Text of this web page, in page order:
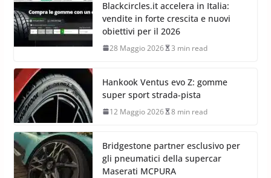
Blackcircles.it accelera in Italia:
vendite in forte crescita e nuovi
obiettivi per il 2026
28 Maggio 2026 3 min read
Hankook Ventus evo Z: gomme
super sport strada-pista
12 Maggio 2026 8 min read
Bridgestone partner esclusivo per
gli pneumatici della supercar
Maserati MCPURA